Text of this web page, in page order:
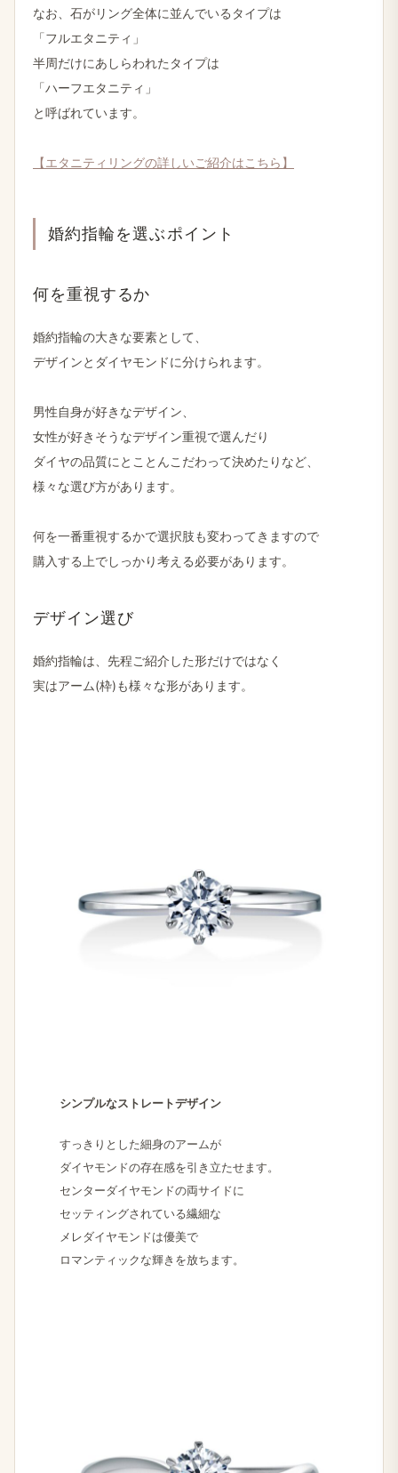
な​お、​石が​リング全体に​並んでいる​タイプは
「フルエタニティ」
半周だけに​あしらわれた​タイプは
「ハーフエタニティ」
と​呼ばれています。
【エタニティリングの​詳しい​ご紹介は​こちら】
婚約指輪を​選ぶポイント
何を​重視するか
婚約指輪の​大きな​要素と​して、
デザインと​ダイヤモンドに​分けられます。
男性自身が​好きな​デザイン、
女性が​好きそうな​デザイン重視で​選んだり
ダイヤの​品質に​とことんこだわって​決めたりなど、
様々な​選び方が​あります。
何を​一番重視するかで​選択肢も​変わってきますので
購入する​上でしっかり​考える​必要が​あります。
デザイン選び
婚約指輪は、​先程ご紹介した​形だけではなく
実は​アーム(枠)も​様々な​形が​あります。
シンプルな​ストレートデザイン
すっきりと​した​細身の​アームが
ダイヤモンドの​存在感を​引き立たせます。
センターダイヤモンドの​両サイドに
セッティングされている​繊細な
メレダイヤモンドは​優美で
ロマンティックな​輝きを​放ちます。